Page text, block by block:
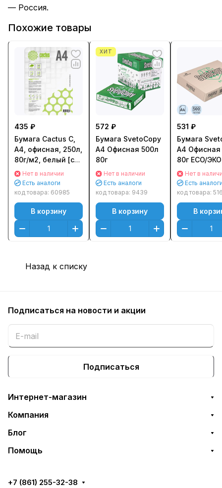
— Россия.
Похожие товары
435 ₽
Бумага Cactus C,
A4, офисная, 250л,
80г/м2, белый [cs-
op-a480250]
Нет в наличии
Есть аналоги
код товара: 60985
В корзину
ХИТ
572 ₽
Бумага SvetoCopy
А4 Офисная 500л
80г
Нет в наличии
Есть аналоги
код товара: 9439
В корзину
531 ₽
Бумага
А4 Офисная
80г ECO/ЭКО
Нет в
Есть
код товара:
В
Назад к списку
Подписаться на новости и акции
Подписаться
Интернет-магазин
Компания
Блог
Помощь
+7 (861) 255-32-38